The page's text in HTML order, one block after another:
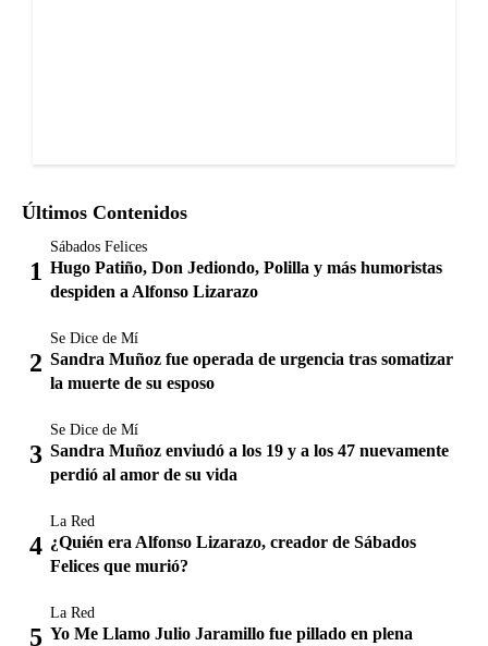
Últimos Contenidos
Sábados Felices
Hugo Patiño, Don Jediondo, Polilla y más humoristas
despiden a Alfonso Lizarazo
Se Dice de Mí
Sandra Muñoz fue operada de urgencia tras somatizar
la muerte de su esposo
Se Dice de Mí
Sandra Muñoz enviudó a los 19 y a los 47 nuevamente
perdió al amor de su vida
La Red
¿Quién era Alfonso Lizarazo, creador de Sábados
Felices que murió?
La Red
Yo Me Llamo Julio Jaramillo fue pillado en plena